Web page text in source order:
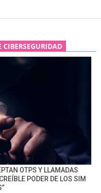
OTPS Y LLAMADAS
PODER DE LOS SIM